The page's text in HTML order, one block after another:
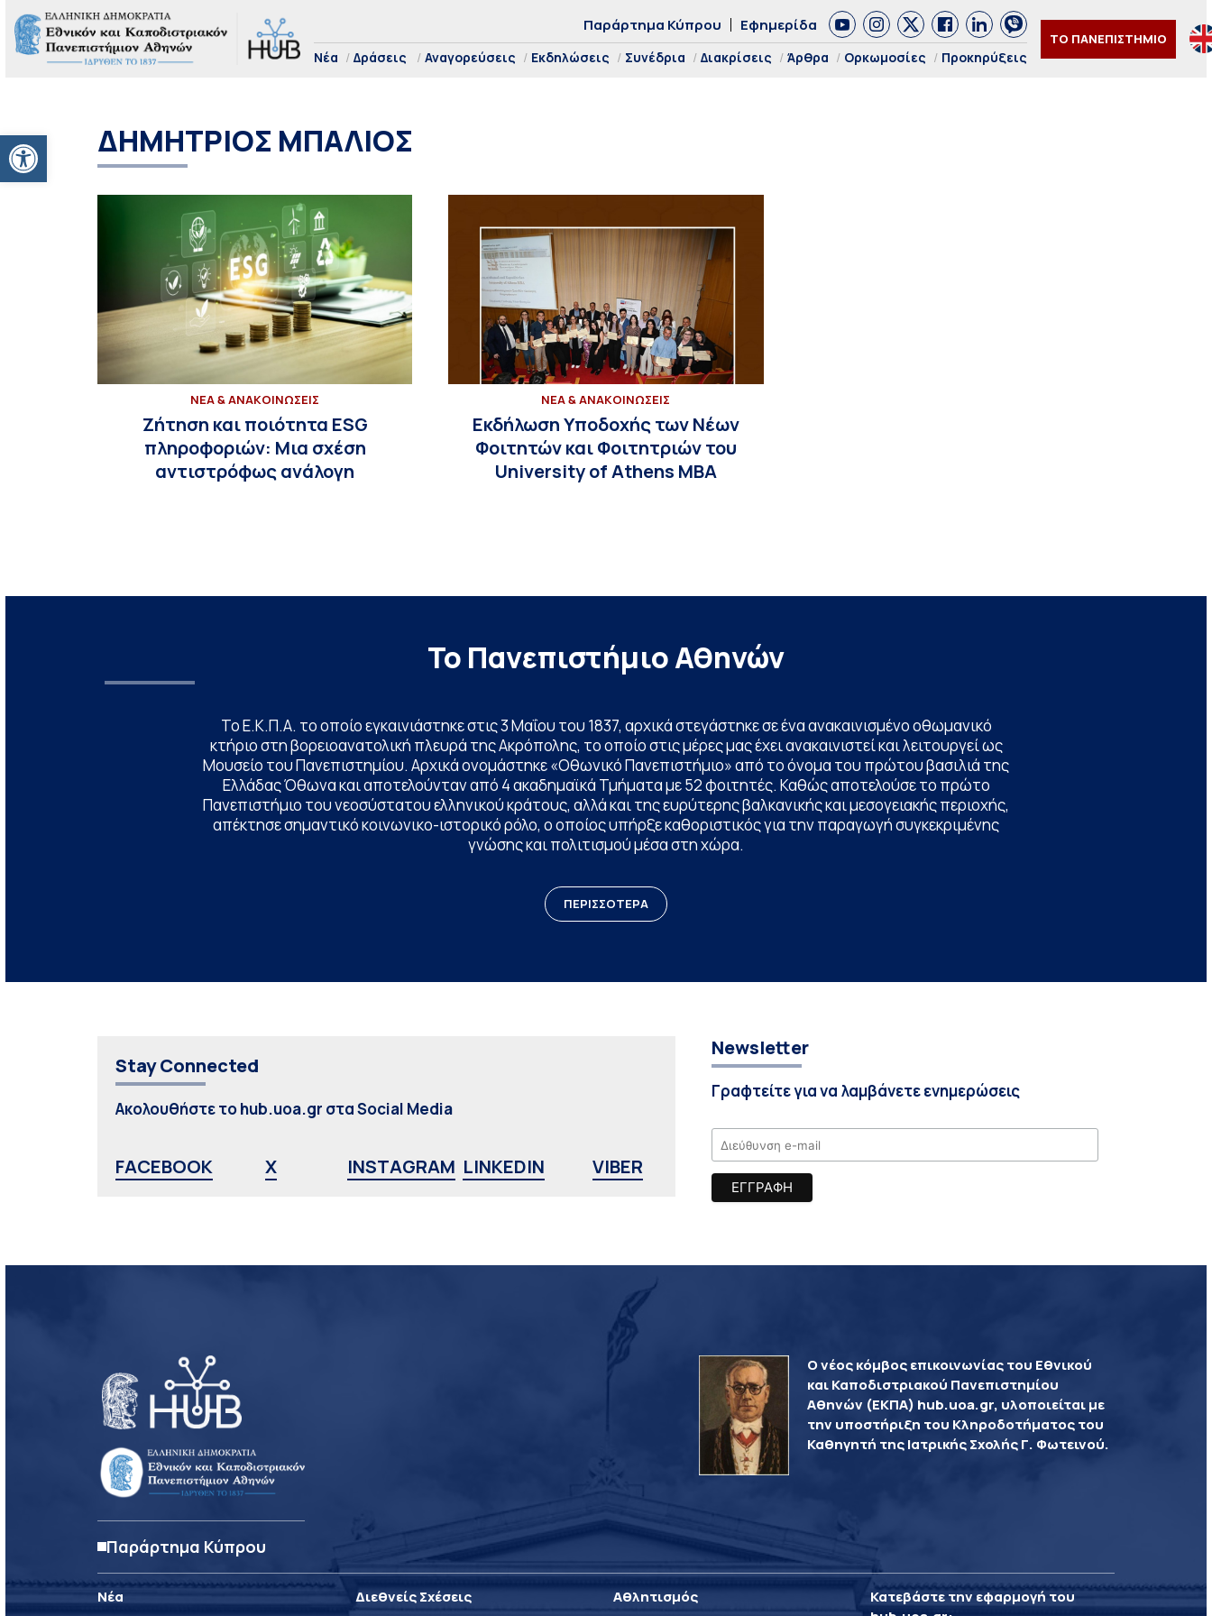
Ανοίξτε τη γραμμή εργαλείων
Παράρτημα Κύπρου Εφημερίδα
Νέα Δράσεις Αναγορεύσεις Εκδηλώσεις Συνέδρια Διακρίσεις Άρθρα Ορκωμοσίες Προκηρύξεις
ΤΟ ΠΑΝΕΠΙΣΤΗΜΙΟ
ΔΗΜΗΤΡΙΟΣ ΜΠΑΛΙΟΣ
ΝΕΑ & ΑΝΑΚΟΙΝΩΣΕΙΣ
Ζήτηση και ποιότητα ESG
πληροφοριών: Μια σχέση
αντιστρόφως ανάλογη
ΝΕΑ & ΑΝΑΚΟΙΝΩΣΕΙΣ
Εκδήλωση Υποδοχής των Νέων
Φοιτητών και Φοιτητριών του
University of Athens MBA
Το Πανεπιστήμιο Αθηνών
Το Ε.Κ.Π.Α. το οποίο εγκαινιάστηκε στις 3 Μαΐου του 1837, αρχικά στεγάστηκε σε ένα ανακαινισμένο οθωμανικό
κτήριο στη βορειοανατολική πλευρά της Ακρόπολης, το οποίο στις μέρες μας έχει ανακαινιστεί και λειτουργεί ως
Μουσείο του Πανεπιστημίου. Αρχικά ονομάστηκε «Οθωνικό Πανεπιστήμιο» από το όνομα του πρώτου βασιλιά της
Ελλάδας Όθωνα και αποτελούνταν από 4 ακαδημαϊκά Τμήματα με 52 φοιτητές. Καθώς αποτελούσε το πρώτο
Πανεπιστήμιο του νεοσύστατου ελληνικού κράτους, αλλά και της ευρύτερης βαλκανικής και μεσογειακής περιοχής,
απέκτησε σημαντικό κοινωνικο-ιστορικό ρόλο, ο οποίος υπήρξε καθοριστικός για την παραγωγή συγκεκριμένης
γνώσης και πολιτισμού μέσα στη χώρα.
ΠΕΡΙΣΣΟΤΕΡΑ
Stay Connected
Ακολουθήστε το hub.uoa.gr στα Social Media
FACEBOOK X INSTAGRAM LINKEDIN VIBER
Newsletter
Γραφτείτε για να λαμβάνετε ενημερώσεις
Παράρτημα Κύπρου
Ο νέος κόμβος επικοινωνίας του Εθνικού
και Καποδιστριακού Πανεπιστημίου
Αθηνών (ΕΚΠΑ) hub.uoa.gr, υλοποιείται με
την υποστήριξη του Κληροδοτήματος του
Καθηγητή της Ιατρικής Σχολής Γ. Φωτεινού.
Νέα Διεθνείς Σχέσεις Αθλητισμός
Κατεβάστε την εφαρμογή του